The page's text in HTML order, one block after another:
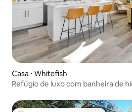
Casa ⋅ Whitefish
Refúgio de luxo com banheira de